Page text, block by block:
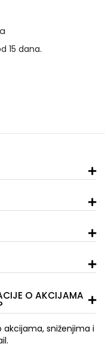
15 dana.
O AKCIJAMA
sniženjima i